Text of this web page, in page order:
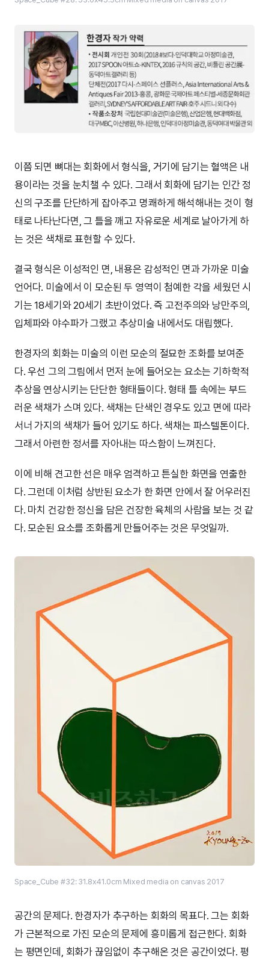
이쯤 되면 뼈대는 회화에서 형식을, 거기에 담기는 혈액은 내
용이라는 것을 눈치챌 수 있다. 그래서 회화에 담기는 인간 정
신의 구조를 단단하게 잡아주고 명쾌하게 해석해내는 것이 형
태로 나타난다면, 그 틀을 깨고 자유로운 세계로 날아가게 하
는 것은 색채로 표현할 수 있다.
결국 형식은 이성적인 면, 내용은 감성적인 면과 가까운 미술
언어다. 미술에서 이 모순된 두 영역이 첨예한 각을 세웠던 시
기는 18세기와 20세기 초반이었다. 즉 고전주의와 낭만주의,
입체파와 야수파가 그랬고 추상미술 내에서도 대립했다.
한경자의 회화는 미술의 이런 모순의 절묘한 조화를 보여준
다. 우선 그의 그림에서 먼저 눈에 들어오는 요소는 기하학적
추상을 연상시키는 단단한 형태들이다. 형태 틀 속에는 부드
러운 색채가 스며 있다. 색채는 단색인 경우도 있고 면에 따라
서너 가지의 색채가 들어 있기도 하다. 색채는 파스텔톤이다.
그래서 아련한 정서를 자아내는 따스함이 느껴진다.
이에 비해 견고한 선은 매우 엄격하고 튼실한 화면을 연출한
다. 그런데 이처럼 상반된 요소가 한 화면 안에서 잘 어우러진
다. 마치 건강한 정신을 담은 건장한 육체의 사람을 보는 것 같
다. 모순된 요소를 조화롭게 만들어주는 것은 무엇일까.
Space_Cube #32: 31.8x41.0cm Mixed media on canvas 2017
공간의 문제다. 한경자가 추구하는 회화의 목표다. 그는 회화
가 근본적으로 가진 모순의 문제에 흥미롭게 접근한다. 회화
는 평면인데, 회화가 끊임없이 추구해온 것은 공간이었다. 평